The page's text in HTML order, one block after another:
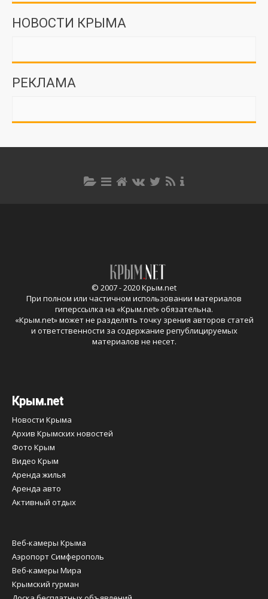
НОВОСТИ КРЫМА
РЕКЛАМА
© 2007 - 2020 Крым.net
При полном или частичном использовании материалов
гиперссылка на «Крым.net» обязательна.
«Крым.net» может не разделять точку зрения авторов статей
и ответственности за содержание републицируемых
материалов не несет.
Крым.net
Новости Крыма
Архив Крымских новостей
Фото Крым
Видео Крым
Аренда жилья
Аренда авто
Активный отдых
Веб-камеры Крыма
Аэропорт Симферополь
Веб-камеры Мира
Крымский гурман